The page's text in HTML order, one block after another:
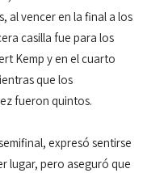
al vencer en la final a los
casilla fue para los
Kemp y en el cuarto
que los
fueron quintos.
expresó sentirse
lugar, pero aseguró que